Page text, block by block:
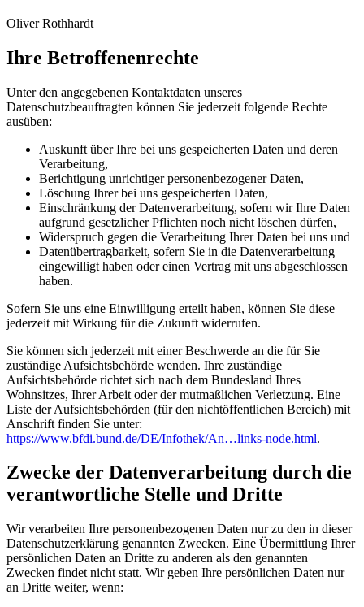
Oliver Rothhardt
Ihre Betroffenenrechte
Unter den angegebenen Kontaktdaten unseres
Datenschutzbeauftragten können Sie jederzeit folgende Rechte
ausüben:
Auskunft über Ihre bei uns gespeicherten Daten und deren
Verarbeitung,
Berichtigung unrichtiger personenbezogener Daten,
Löschung Ihrer bei uns gespeicherten Daten,
Einschränkung der Datenverarbeitung, sofern wir Ihre Daten
aufgrund gesetzlicher Pflichten noch nicht löschen dürfen,
Widerspruch gegen die Verarbeitung Ihrer Daten bei uns und
Datenübertragbarkeit, sofern Sie in die Datenverarbeitung
eingewilligt haben oder einen Vertrag mit uns abgeschlossen
haben.
Sofern Sie uns eine Einwilligung erteilt haben, können Sie diese
jederzeit mit Wirkung für die Zukunft widerrufen.
Sie können sich jederzeit mit einer Beschwerde an die für Sie
zuständige Aufsichtsbehörde wenden. Ihre zuständige
Aufsichtsbehörde richtet sich nach dem Bundesland Ihres
Wohnsitzes, Ihrer Arbeit oder der mutmaßlichen Verletzung. Eine
Liste der Aufsichtsbehörden (für den nichtöffentlichen Bereich) mit
Anschrift finden Sie unter:
https://www.bfdi.bund.de/DE/Infothek/An…links-node.html.
Zwecke der Datenverarbeitung durch die
verantwortliche Stelle und Dritte
Wir verarbeiten Ihre personenbezogenen Daten nur zu den in dieser
Datenschutzerklärung genannten Zwecken. Eine Übermittlung Ihrer
persönlichen Daten an Dritte zu anderen als den genannten
Zwecken findet nicht statt. Wir geben Ihre persönlichen Daten nur
an Dritte weiter, wenn: